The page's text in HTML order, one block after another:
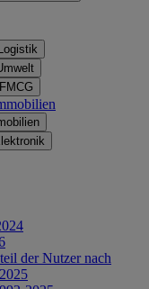
der Nutzer nach